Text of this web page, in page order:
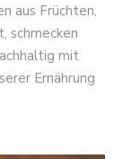
aus Früchten,
schmecken
mit
Ernährung